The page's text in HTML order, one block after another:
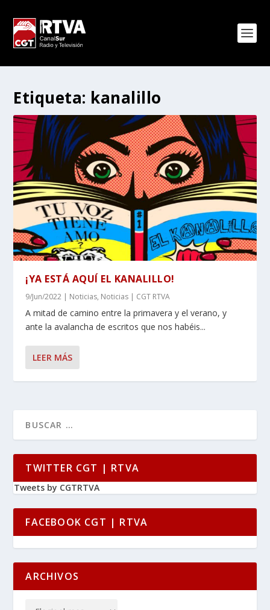
Etiqueta: kanalillo
¡YA ESTÁ AQUÍ EL KANALILLO!
9/Jun/2022 | Noticias, Noticias | CGT RTVA
A mitad de camino entre la primavera y el verano, y
ante la avalancha de escritos que nos habéis...
LEER MÁS
TWITTER CGT | RTVA
Tweets by CGTRTVA
FACEBOOK CGT | RTVA
ARCHIVOS